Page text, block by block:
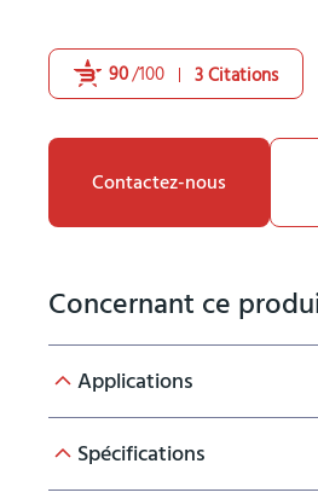
90/100 3 Citations
Powered by Bioz
Contactez-nous
Concernant ce
Applications
de graphène et le recuit
rapide de plaquettes de
Spécifications